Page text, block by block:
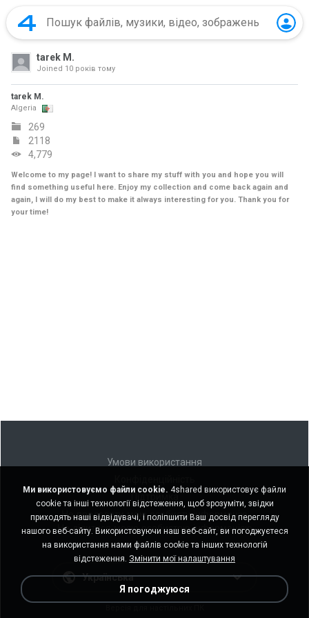
tarek M.
Joined 10 років тому
tarek M.
Algeria
269
2118
4,779
Welcome to my page! I want to share my stuff with you and hope you will
find something useful here. Enjoy my collection and come back again and
again, I will do my best to make it always interesting for you. Thank you for
your time!
Умови використання
Не продавати мою особисту інформацію
Не ділитися моєю особистою інформацією
Українська
Ми використовуємо файли cookie. 4shared використовує файли
cookie та інші технології відстеження, щоб зрозуміти, звідки
приходять наші відвідувачі, і поліпшити Ваш досвід перегляду
нашого веб-сайту. Використовуючи наш веб-сайт, ви погоджуєтеся
на використання нами файлів cookie та інших технологій
відстеження. Змінити мої налаштування
Я погоджуюся